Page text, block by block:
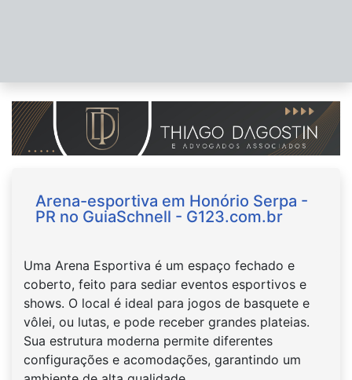
Arena-esportiva em Honório Serpa -
PR no GuiaSchnell - G123.com.br
Uma Arena Esportiva é um espaço fechado e
coberto, feito para sediar eventos esportivos e
shows. O local é ideal para jogos de basquete e
vôlei, ou lutas, e pode receber grandes plateias.
Sua estrutura moderna permite diferentes
configurações e acomodações, garantindo um